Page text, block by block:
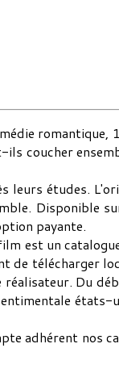
coucher
leurs études.
payante.
est un
de télécharger
Du
adhérent nos